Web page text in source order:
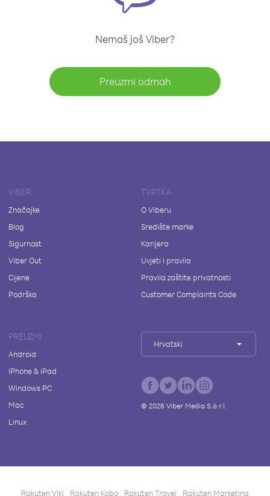
Nemaš još Viber?
Preuzmi odmah
VIBER
Značajke
Blog
Sigurnost
Viber Out
Cijene
Podrška
TVRTKA
O Viberu
Središte marke
Karijera
Uvjeti i pravila
Pravila zaštite privatnosti
Customer Complaints Code
PREUZMI
Android
iPhone & iPad
Windows PC
Mac
Linux
Hrvatski
© 2026Viber Media S.à r.l.
Rakuten Viki Rakuten Kobo Rakuten Travel Rakuten Marketing